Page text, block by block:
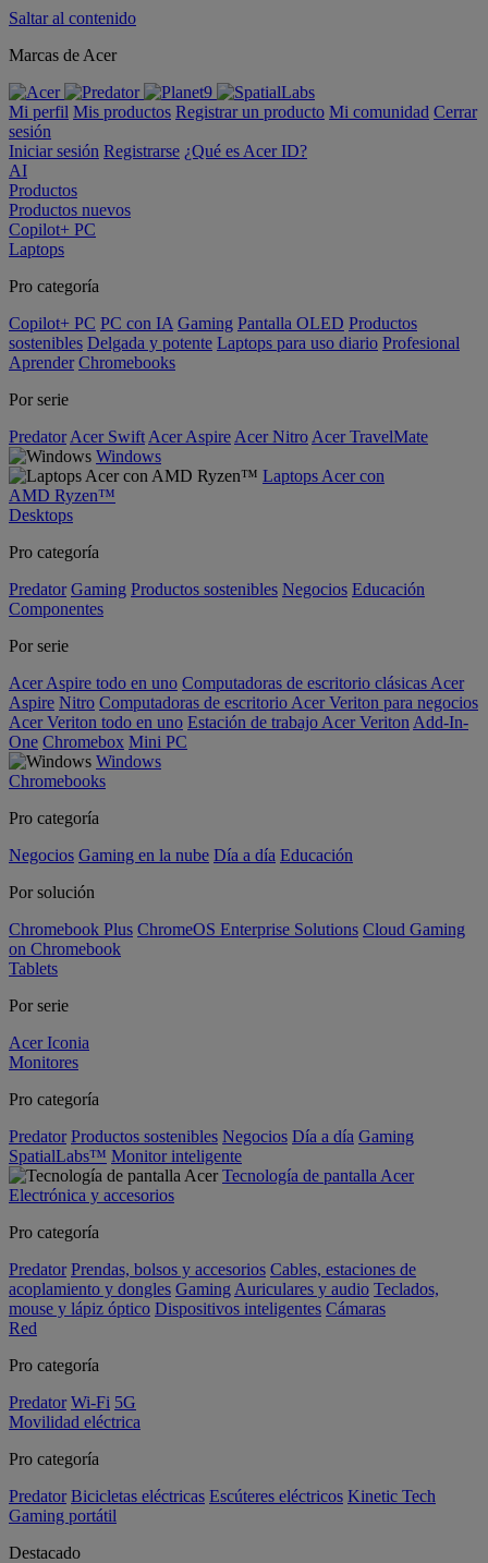
Saltar al contenido
Marcas de Acer
Mi perfil Mis productos Registrar un producto Mi comunidad Cerrar
sesión
Iniciar sesión Registrarse ¿Qué es Acer ID?
AI
Productos
Productos nuevos
Copilot+ PC
Laptops
Pro categoría
Copilot+ PC PC con IA Gaming Pantalla OLED Productos
sostenibles Delgada y potente Laptops para uso diario Profesional
Aprender Chromebooks
Por serie
Predator Acer Swift Acer Aspire Acer Nitro Acer TravelMate
Windows
Laptops Acer con
AMD Ryzen™
Desktops
Pro categoría
Predator Gaming Productos sostenibles Negocios Educación
Componentes
Por serie
Acer Aspire todo en uno Computadoras de escritorio clásicas Acer
Aspire Nitro Computadoras de escritorio Acer Veriton para negocios
Acer Veriton todo en uno Estación de trabajo Acer Veriton Add-In-
One Chromebox Mini PC
Windows
Chromebooks
Pro categoría
Negocios Gaming en la nube Día a día Educación
Por solución
Chromebook Plus ChromeOS Enterprise Solutions Cloud Gaming
on Chromebook
Tablets
Por serie
Acer Iconia
Monitores
Pro categoría
Predator Productos sostenibles Negocios Día a día Gaming
SpatialLabs™ Monitor inteligente
Tecnología de pantalla Acer
Electrónica y accesorios
Pro categoría
Predator Prendas, bolsos y accesorios Cables, estaciones de
acoplamiento y dongles Gaming Auriculares y audio Teclados,
mouse y lápiz óptico Dispositivos inteligentes Cámaras
Red
Pro categoría
Predator Wi-Fi 5G
Movilidad eléctrica
Pro categoría
Predator Bicicletas eléctricas Escúteres eléctricos Kinetic Tech
Gaming portátil
Destacado